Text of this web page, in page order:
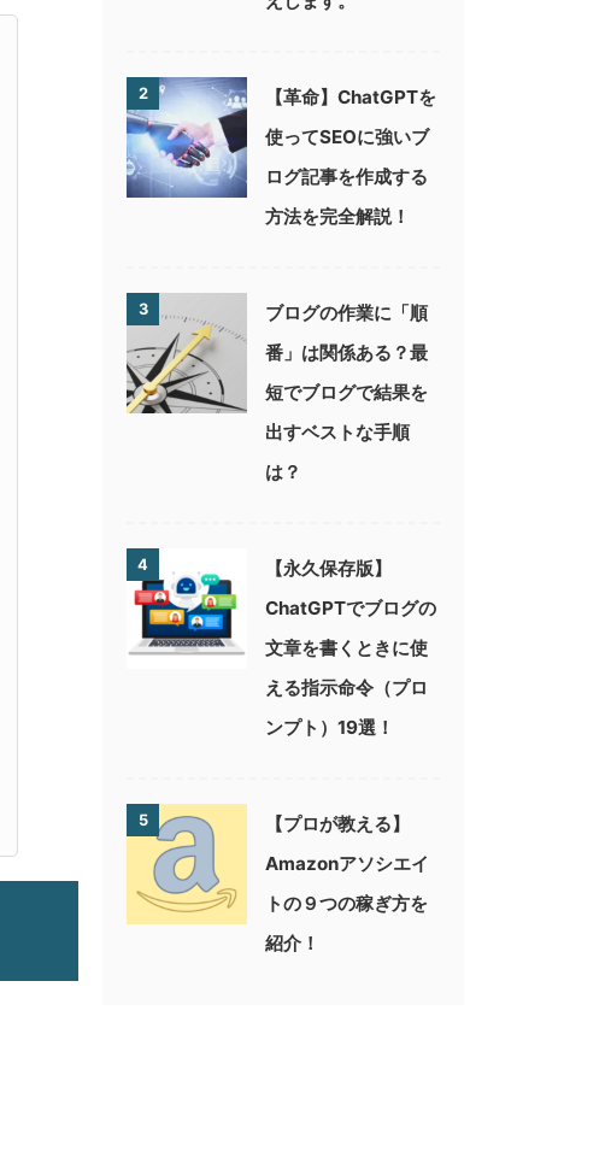
2
【革命】ChatGPTを
使ってSEOに強いブ
ログ記事を作成する
方法を完全解説！
3
ブログの作業に「順
番」は関係ある？最
短でブログで結果を
出すベストな手順
は？
4
【永久保存版】
ChatGPTでブログの
文章を書くときに使
える指示命令（プロ
ンプト）19選！
5
【プロが教える】
Amazonアソシエイ
トの９つの稼ぎ方を
紹介！